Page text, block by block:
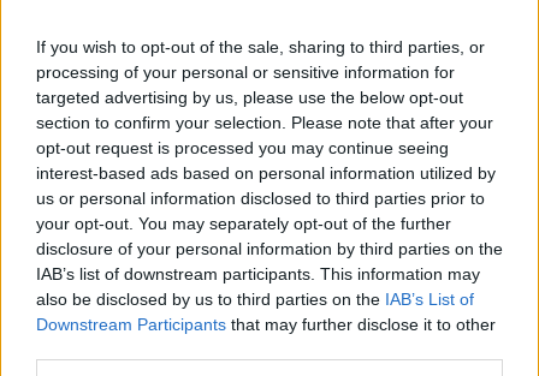
If you wish to opt-out of the sale, sharing to third parties, or
processing of your personal or sensitive information for
targeted advertising by us, please use the below opt-out
section to confirm your selection. Please note that after your
opt-out request is processed you may continue seeing
interest-based ads based on personal information utilized by
us or personal information disclosed to third parties prior to
your opt-out. You may separately opt-out of the further
disclosure of your personal information by third parties on the
IAB’s list of downstream participants. This information may
also be disclosed by us to third parties on the IAB’s List of
Downstream Participants that may further disclose it to other